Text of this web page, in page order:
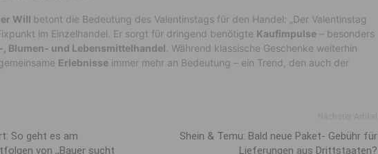
Will betont die Bedeutung des Valentinstags für den Handel: „Der Valentinstag
im Einzelhandel. Er sorgt für dringend benötigte Kaufimpulse – besonders
Blumen- und Lebensmittelhandel . Während klassische Geschenke weiterhin
Erlebnisse immer mehr an Bedeutung – ein Trend, den auch der
So geht es am
von ,,Bauer sucht
Shein & Temu: Bald neue Paket- Gebühr für
Lieferungen aus Drittstaaten?